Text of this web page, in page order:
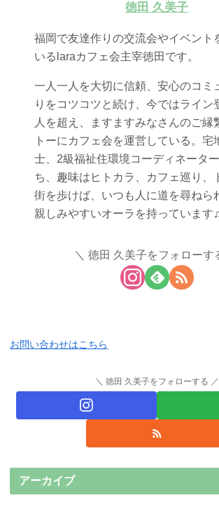
徳田 久美子
福岡で友達作りの交流会やイベント
いるlaraカフェ会主宰徳田です。
一人一人を大切に信頼、安心のコミ
りをコツコツと続け、今ではライン
人を超え、ますますみなさんのご縁
トーにカフェ会を運営している。宅
士、2級福祉住環境コーディネータ
ち、趣味はヒトカラ、カフェ巡り、
街を歩けば、いつも人に道を尋ねら
親しみやすいオーラを持っています
徳田 久美子をフォローす
お問い合わせはこちら
徳田 久美子をフォローする
アーカイブ